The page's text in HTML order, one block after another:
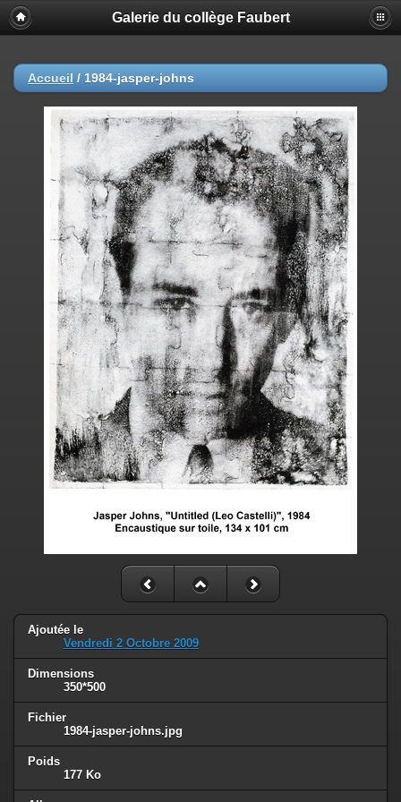
Galerie du collège Faubert
Accueil / 1984-jasper-johns
Ajoutée le
Vendredi 2 Octobre 2009
Dimensions
350*500
Fichier
1984-jasper-johns.jpg
Poids
177 Ko